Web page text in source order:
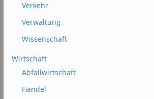
Verkehr
Verwaltung
Wissenschaft
Wirtschaft
Abfallwirtschaft
Handel